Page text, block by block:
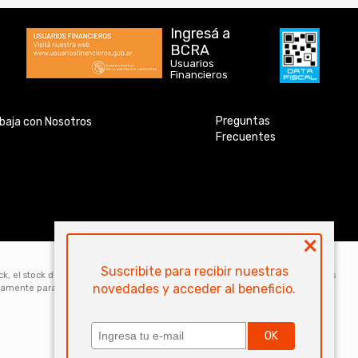
Ingresá a
BCRA
Usuarios
Financieros
con Nosotros
Preguntas
Frecuentes
×
Suscribite para recibir nuestras
novedades y acceder al beneficio.
OK
el stock disponible para la venta web de cada código es de 5 unidades. Los
para la compra online. Las especificaciones técnicas y descripciones